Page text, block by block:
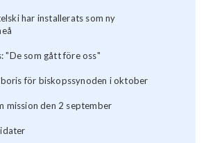
har installerats som ny
"De som gått före oss"
för biskopssynoden i oktober
mission den 2 september